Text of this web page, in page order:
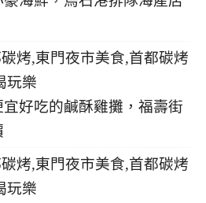
宜好吃的鹹酥雞攤，福壽街